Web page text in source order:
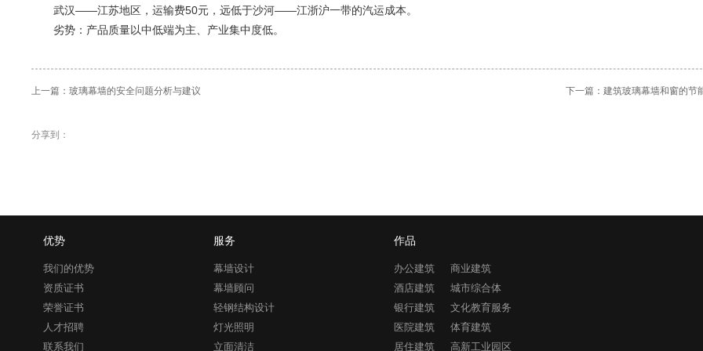
武汉——江苏地区，运输费50元，远低于沙河——江浙沪一带的汽运成本。
劣势：产品质量以中低端为主、产业集中度低。
上一篇：玻璃幕墙的安全问题分析与建议 下一篇： 建筑玻璃幕墙和窗的节
分享到：
优势
我们的优势
资质证书
荣誉证书
人才招聘
联系我们
服务
幕墙设计
幕墙顾问
轻钢结构设计
灯光照明
立面清洁
作品
办公建筑
商业建筑
酒店建筑
城市综合体
银行建筑
文化教育服务
医院建筑
体育建筑
居住建筑
高新工业园区